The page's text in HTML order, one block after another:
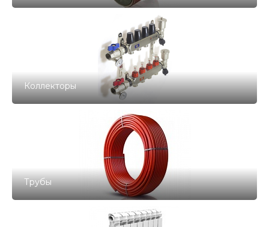
Коллекторы
Трубы